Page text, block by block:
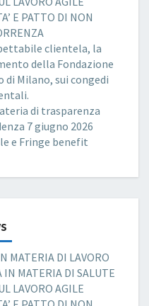
E PATTO DI NON
clientela, la
della Fondazione
Milano, sui congedi
di trasparenza
7 giugno 2026
e Fringe benefit
MATERIA DI LAVORO
MATERIA DI SALUTE
LAVORO AGILE